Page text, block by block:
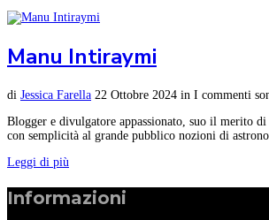
Manu Intiraymi
di Jessica Farella 22 Ottobre 2024 in I commenti
Blogger e divulgatore appassionato, suo il merito
con semplicità al grande pubblico nozioni di
Leggi di più
Informazioni